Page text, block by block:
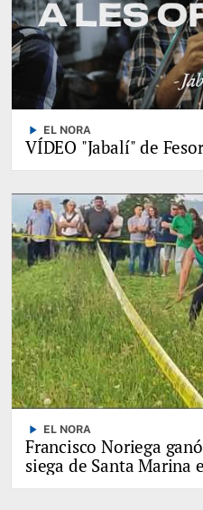
play_arrow EL NORA
VÍDEO "Jabalí" de
play_arrow EL NORA
Francisco Noriega
siega de Santa Marina